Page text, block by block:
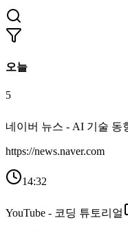
오늘
5
네이버 뉴스 - AI 기술 동
https://news.naver.com
14:32
YouTube - 코딩 튜토리얼